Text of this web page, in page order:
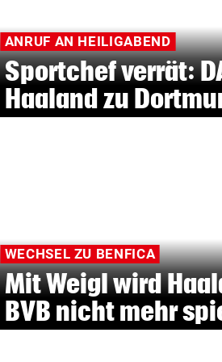
ANRUF AN HEILIGABEND
Sportchef verrät:
Haaland zu
WECHSEL ZU BENFICA
Mit Weigl wird
BVB nicht mehr